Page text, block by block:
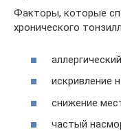
Факторы, которые
хронического
искривление
снижение
частый